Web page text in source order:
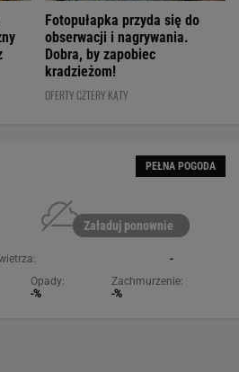
Fotopułapka przyda się do
obserwacji i nagrywania.
Dobra, by zapobiec
kradzieżom!
OFERTY CZTERY KĄTY
PEŁNA POGODA
Załaduj ponownie
-
Opady:
-%
Zachmurzenie:
-%